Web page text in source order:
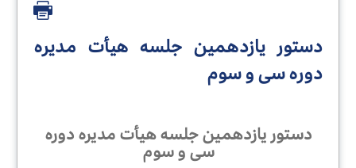
دستور یازدهمین جلسه هیأت‌ مدیره
دوره سی‌ و سوم
دستور یازدهمین جلسه هیأت‌ مدیره دوره
سی‌ و سوم